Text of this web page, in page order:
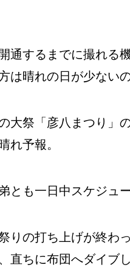
通するまでに撮れる
は晴れの日が少ない
大祭「彦八まつり」
れ予報。
とも一日中スケジュ
りの打ち上げが終わ
直ちに布団へダイブ